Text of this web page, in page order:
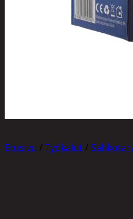
Etusivu / Työkalut /
AXXEL PISTORASIA